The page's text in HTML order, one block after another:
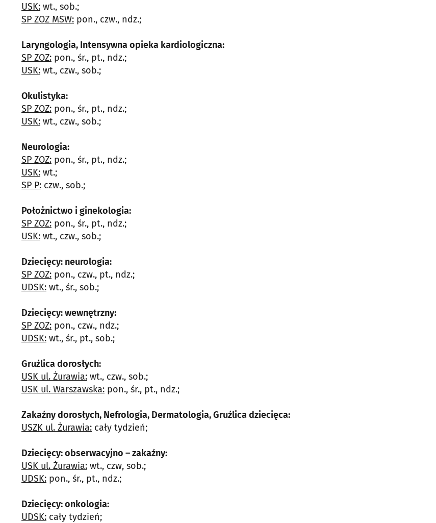
USK: wt., sob.;
SP ZOZ MSW: pon., czw., ndz.;
Laryngologia, Intensywna opieka kardiologiczna:
SP ZOZ: pon., śr., pt., ndz.;
USK: wt., czw., sob.;
Okulistyka:
SP ZOZ: pon., śr., pt., ndz.;
USK: wt., czw., sob.;
Neurologia:
SP ZOZ: pon., śr., pt., ndz.;
USK: wt.;
SP P: czw., sob.;
Położnictwo i ginekologia:
SP ZOZ: pon., śr., pt., ndz.;
USK: wt., czw., sob.;
Dziecięcy: neurologia:
SP ZOZ: pon., czw., pt., ndz.;
UDSK: wt., śr., sob.;
Dziecięcy: wewnętrzny:
SP ZOZ: pon., czw., ndz.;
UDSK: wt., śr., pt., sob.;
Gruźlica dorosłych:
USK ul. Żurawia: wt., czw., sob.;
USK ul. Warszawska: pon., śr., pt., ndz.;
Zakaźny dorosłych, Nefrologia, Dermatologia, Gruźlica dziecięca:
USZK ul. Żurawia: cały tydzień;
Dziecięcy: obserwacyjno – zakaźny:
USK ul. Żurawia: wt., czw, sob.;
UDSK: pon., śr., pt., ndz.;
Dziecięcy: onkologia:
UDSK: cały tydzień;